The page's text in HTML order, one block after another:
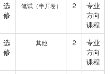
选
修
笔试（半开卷） 2
专业
方向
课程
选
修
其他 2
专业
方向
课程